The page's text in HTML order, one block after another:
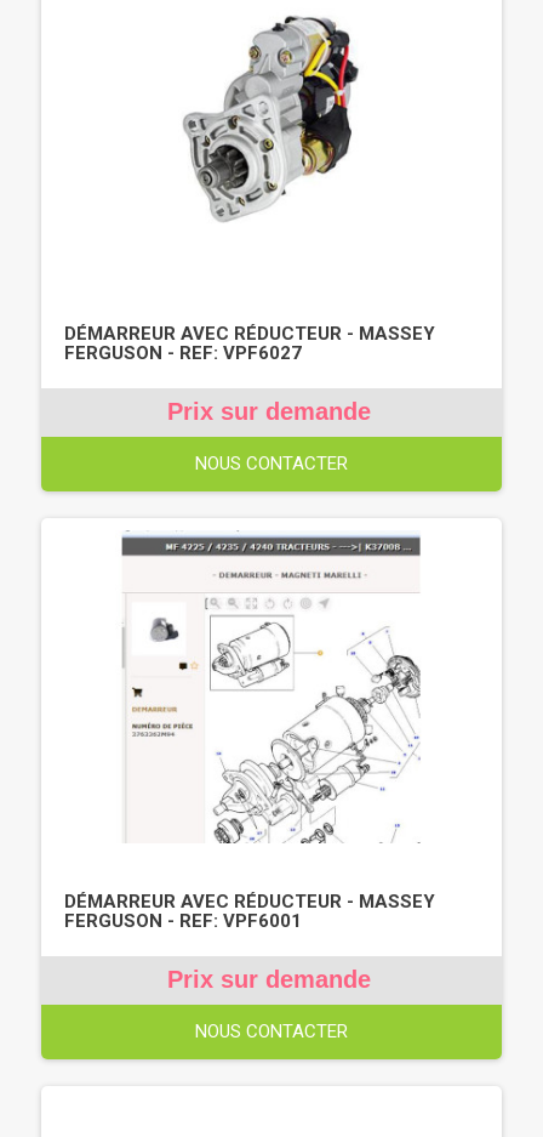
DÉMARREUR AVEC RÉDUCTEUR - MASSEY
FERGUSON - REF: VPF6027
Prix sur demande
NOUS CONTACTER
DÉMARREUR AVEC RÉDUCTEUR - MASSEY
FERGUSON - REF: VPF6001
Prix sur demande
NOUS CONTACTER